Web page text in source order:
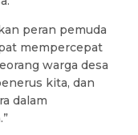
peran pemuda
mempercepat
warga desa
kita, dan
dalam